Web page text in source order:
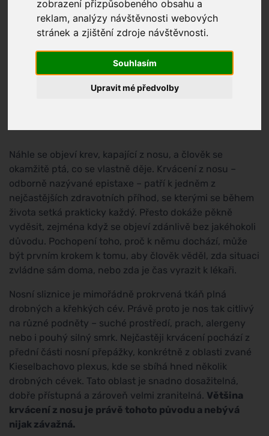
zobrazení přizpůsobeného obsahu a
reklam, analýzy návštěvnosti webových
stránek a zjištění zdroje návštěvnosti.
Souhlasím
Upravit mé předvolby
Náhle se objeví krev, kapající z nosu, a člověk se
okamžitě ptá, co se vlastně děje. Krvácení z nosu –
odborně nazývané epistaxe – patří k jedněm z
nejčastějších zdravotních příhod, se kterými se během
života setká prakticky každý. Přesto dokáže pěkně
vyděsit, zejména když se objeví zdánlivě bez jakéhokoli
důvodu. Pochopení toho, proč k němu dochází, může
být prvním krokem k tomu, aby člověk věděl, zda situaci
zvládne sám doma, nebo zda je čas vyrazit k lékaři.
Nosní sliznice je mimořádně prokrvená tkáň plná
drobných a křehkých cév. Právě proto je nos tak citlivý
na různé podněty – suché prostředí, prach, alergeny
nebo i pouhý silný smrk. Nejčastěji krvácení pochází z
přední části nosní přepážky, konkrétně z oblasti zvané
Kieselbachovo plexus, kde se sbíhá hned několik
drobných cévek. Tato oblast je snadno dosažitelná,
dobře přístupná a zároveň velmi zranitelná. Většina
krvácení z nosu je právě tohoto původu a nebývá
nijak závažná.